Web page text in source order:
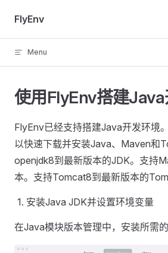
Skip to content
FlyEnv
Menu
使用FlyEnv搭建
FlyEnv已经支持搭建Java开发环境
以快速下载并安装Java、Maven和
openjdk8到最新版本的JDK。支持
本。支持Tomcat8到最新版本的
安装Java JDK并设置环境变量
在Java模块版本管理中，安装所需